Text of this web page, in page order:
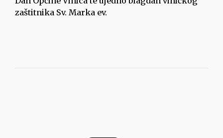
zaštitnika Sv. Marka ev.